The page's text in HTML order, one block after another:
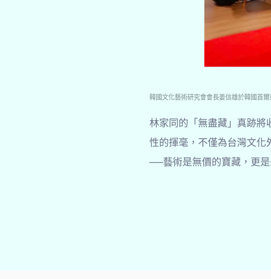
韓國文化藝術研究會會長姜信雄於韓國首
林家同的「無盡藏」真跡將
性的揮毫，不僅為台灣文化
──藝術是無價的寶藏，更是